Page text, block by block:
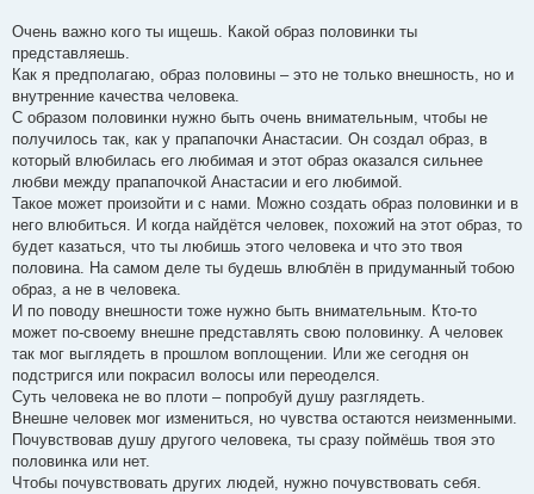
Очень важно кого ты ищешь. Какой образ половинки ты
представляешь.
Как я предполагаю, образ половины – это не только внешность, но и
внутренние качества человека.
С образом половинки нужно быть очень внимательным, чтобы не
получилось так, как у прапапочки Анастасии. Он создал образ, в
который влюбилась его любимая и этот образ оказался сильнее
любви между прапапочкой Анастасии и его любимой.
Такое может произойти и с нами. Можно создать образ половинки и в
него влюбиться. И когда найдётся человек, похожий на этот образ, то
будет казаться, что ты любишь этого человека и что это твоя
половина. На самом деле ты будешь влюблён в придуманный тобою
образ, а не в человека.
И по поводу внешности тоже нужно быть внимательным. Кто-то
может по-своему внешне представлять свою половинку. А человек
так мог выглядеть в прошлом воплощении. Или же сегодня он
подстригся или покрасил волосы или переоделся.
Суть человека не во плоти – попробуй душу разглядеть.
Внешне человек мог измениться, но чувства остаются неизменными.
Почувствовав душу другого человека, ты сразу поймёшь твоя это
половинка или нет.
Чтобы почувствовать других людей, нужно почувствовать себя.